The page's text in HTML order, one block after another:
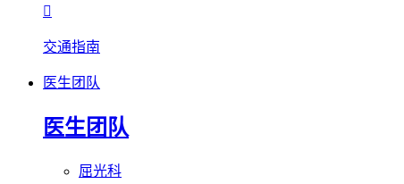

交通指南
医生团队
医生团队
屈光科